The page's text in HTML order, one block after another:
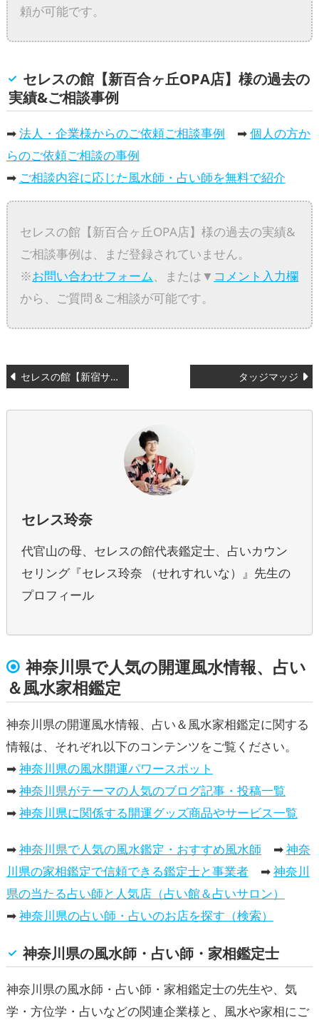
頼が可能です。
セレスの館【新百合ヶ丘OPA店】様の過去の
実績&ご相談事例
➡法人・企業様からのご依頼ご相談事例 ➡個人の方か
らのご依頼ご相談の事例
➡ ご相談内容に応じた風水師・占い師を無料で紹介
セレスの館【新百合ヶ丘OPA店】様の過去の実績&
ご相談事例は、まだ登録されていません。
※お問い合わせフォーム、または▼ コメント入力欄
から、ご質問＆ご相談が可能です。
投
稿
ー
シ
ョ
ン
セレスの館【新宿サブナード1号店】 タッジマッジ
セレス玲奈
代官山の母、セレスの館代表鑑定士、占いカウン
セリング『セレス玲奈 （せれすれいな）』先生の
プロフィール
神奈川県で人気の開運風水情報、占い
＆風水家相鑑定
神奈川県の開運風水情報、占い＆風水家相鑑定に関する
情報は、それぞれ以下のコンテンツをご覧ください。
➡神奈川県の風水開運パワースポット
➡神奈川県がテーマの人気のブログ記事・投稿一覧
➡神奈川県に関係する開運グッズ商品やサービス一覧
➡神奈川県で人気の風水鑑定・おすすめ風水師 ➡神奈
川県の家相鑑定で信頼できる鑑定士と事業者➡神奈川
県の当たる占い師と人気店（占い館＆占いサロン）
➡神奈川県の占い師・占いのお店を探す（検索）
神奈川県の風水師・占い師・家相鑑定士
神奈川県の風水師・占い師・家相鑑定士の先生や、気
学・方位学・占いなどの関連企業様と、風水や家相にご